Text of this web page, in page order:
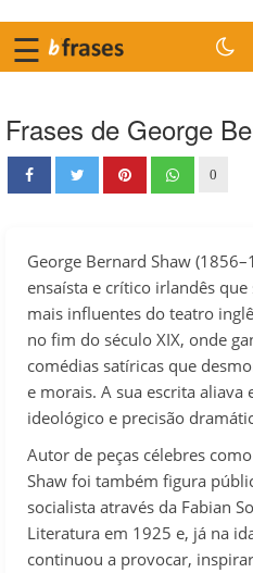
☰
Frases de George
0
George Bernard Shaw
ensaísta e crítico irlandês
mais influentes do teatro
no fim do século XIX, onde
comédias satíricas que
e morais. A sua escrita aliava
ideológico e precisão
Autor de peças célebres
Shaw foi também figura
socialista através da Fabian
Literatura em 1925 e, já na
continuou a provocar,